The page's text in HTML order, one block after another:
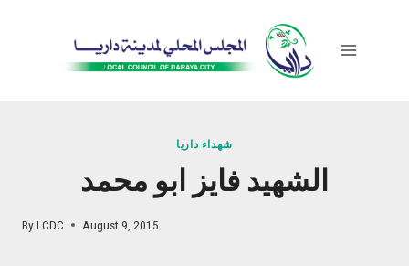
شهداء داريا
الشهيد فايز ابو محمد
ByLCDC August 9, 2015